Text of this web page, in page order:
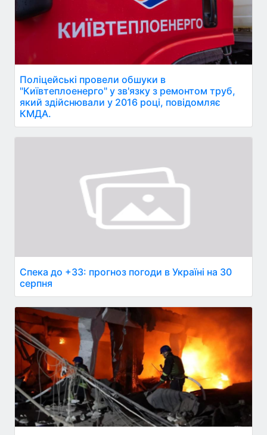
Поліцейські провели обшуки в
"Київтеплоенерго" у зв'язку з ремонтом труб,
який здійснювали у 2016 році, повідомляє
КМДА.
Спека до +33: прогноз погоди в Україні на 30
серпня